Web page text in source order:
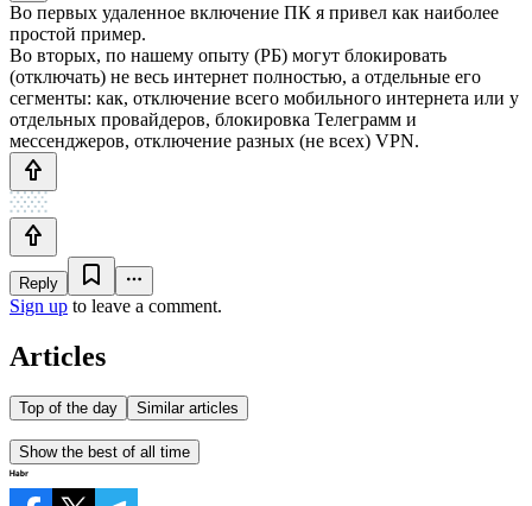
Во первых удаленное включение ПК я привел как наиболее
простой пример.
Во вторых, по нашему опыту (РБ) могут блокировать
(отключать) не весь интернет полностью, а отдельные его
сегменты: как, отключение всего мобильного интернета или у
отдельных провайдеров, блокировка Телеграмм и
мессенджеров, отключение разных (не всех) VPN.
Reply
Sign up to leave a comment.
Articles
Top of the day Similar articles
Show the best of all time